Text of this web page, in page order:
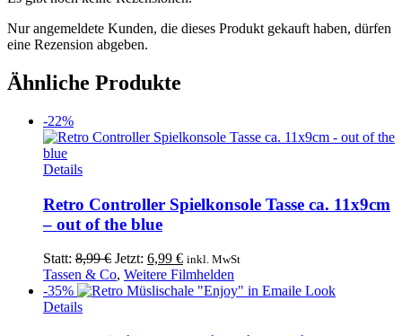
Nur angemeldete Kunden, die dieses Produkt gekauft haben, dürfen
eine Rezension abgeben.
Ähnliche Produkte
-22%
Details
Retro Controller Spielkonsole Tasse ca. 11x9cm
– out of the blue
Statt: 8,99€ Ursprünglicher
Preis
war:
Jetzt: 6,99 €Aktueller
Preis
ist:
inkl. MwSt
Tassen & Co, Weitere Filmhelden
-35%
DetailsDieses